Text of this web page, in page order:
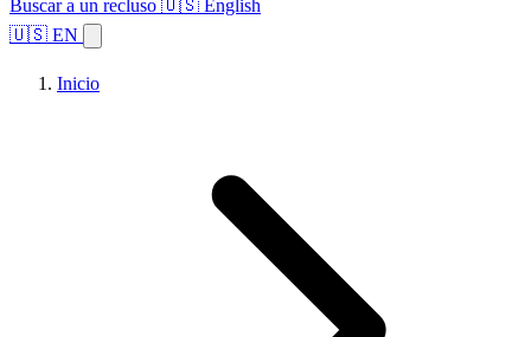
Buscar a un recluso 🇺🇸 English
🇺🇸 EN
Inicio